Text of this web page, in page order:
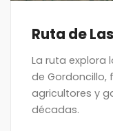
Ruta de
La ruta explora
de Gordoncillo,
agricultores y
décadas.